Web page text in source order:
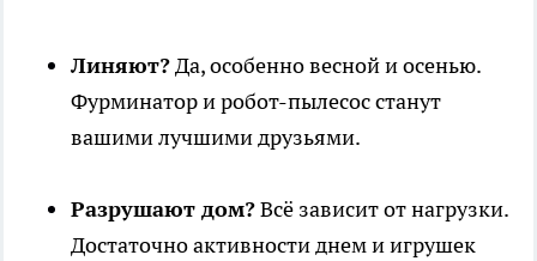
Линяют?Да, особенно весной и осенью.
Фурминатор и робот-пылесос станут
вашими лучшими друзьями.
Разрушают дом?Всё зависит от нагрузки.
Достаточно активности днем и игрушек